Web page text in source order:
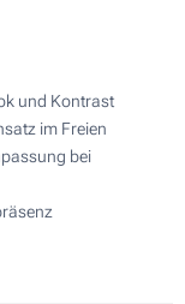
und Kontrast
im Freien
bei